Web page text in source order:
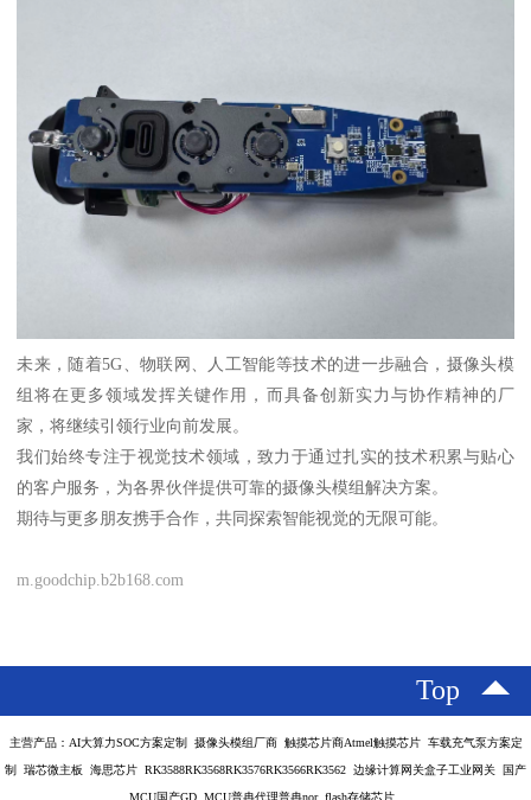
未来，随着5G、物联网、人工智能等技术的进一步融合，摄像头模
组将在更多领域发挥关键作用，而具备创新实力与协作精神的厂
家，将继续引领行业向前发展。
我们始终专注于视觉技术领域，致力于通过扎实的技术积累与贴心
的客户服务，为各界伙伴提供可靠的摄像头模组解决方案。
期待与更多朋友携手合作，共同探索智能视觉的无限可能。
m.goodchip.b2b168.com
Top
主营产品：AI大算力SOC方案定制 摄像头模组厂商 触摸芯片商Atmel触摸芯片 车载充气泵方案定
制 瑞芯微主板 海思芯片 RK3588RK3568RK3576RK3566RK3562 边缘计算网关盒子工业网关 国产
MCU国产GD MCU普冉代理普冉nor flash存储芯片